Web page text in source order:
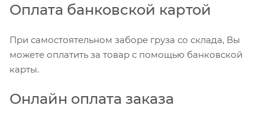
Оплата банковской картой
При самостоятельном заборе груза со склада, Вы
можете оплатить за товар с помощью банковской
карты.
Онлайн оплата заказа